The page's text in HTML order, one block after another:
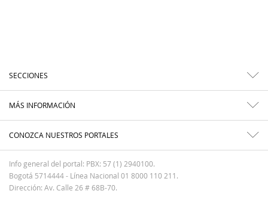
SECCIONES
MÁS INFORMACIÓN
CONOZCA NUESTROS PORTALES
Info general del portal: PBX: 57 (1) 2940100.
Bogotá 5714444 - Línea Nacional 01 8000 110 211.
Dirección: Av. Calle 26 # 68B-70.